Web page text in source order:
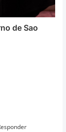
de Sao